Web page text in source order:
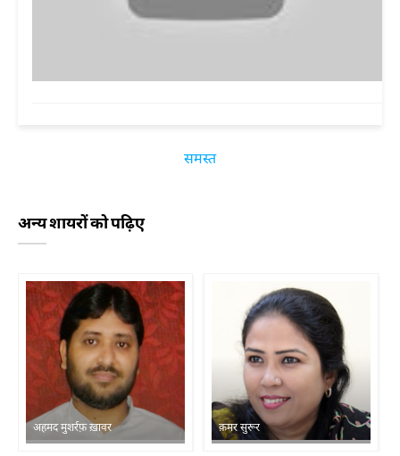
समस्त
अन्य शायरों को पढ़िए
अहमद मुशर्रफ़ ख़ावर क़मर सुरूर